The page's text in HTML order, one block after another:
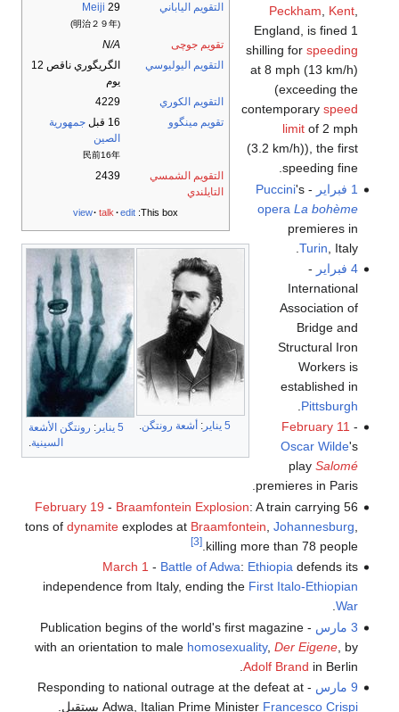
التقويم الياباني
Meiji 29
(明治２９年)
تقويم جوچى
N/A
التقويم اليوليوسي
الگريگوري ناقص 12
يوم
التقويم الكوري
4229
تقويم مينگوو
16 قبل
جمهورية
الصين
民前16年
التقويم الشمسي
التايلندي
2439
This box:
view talk edit
5 يناير : أشعة رونتگن 5 يناير : رونتگن الأشعة
السينية
Peckham, Kent,
England, is fined 1
shilling for speeding
at 8 mph (13 km/h)
(exceeding the
contemporary speed
limitof 2 mph
(3.2 km/h)), the first
speeding fine.
1 فبراير
-
Puccini's
opera La bohème
premieres in
Turin , Italy.
4 فبراير
-
International
Association of
Bridge and
Structural Iron
Workers is
established in
Pittsburgh
February 11 -
Oscar Wilde's
play Salomé
premieres in Paris.
February 19 - Braamfontein Explosion: A train carrying 56
tons of dynamiteexplodes at Braamfontein Johannesburg
killing more than 78 people.
[3]
March 1 - Battle of Adwa: Ethiopiadefends its
independence from Italy, ending the First Italo-Ethiopian
War
.
3 مارس
- Publication begins of the world's first magazine
with an orientation to male homosexuality, Der Eigene, by
Adolf Brand in Berlin.
9 مارس
- Responding to national outrage at the defeat at
Adwa, Italian Prime Minister Francesco Crispi
يستقيل.